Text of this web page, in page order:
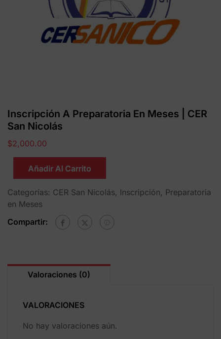
Inscripción A Preparatoria En Meses | CER
San Nicolás
$2,000.00
Añadir Al Carrito
Categorías: CER San Nicolás, Inscripción, Preparatoria
en Meses
Compartir:
Valoraciones (0)
VALORACIONES
No hay valoraciones aún.